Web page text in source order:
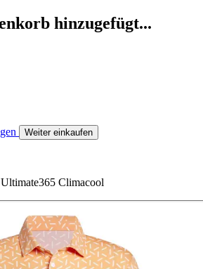
hinzugefügt...
Weiter einkaufen
Climacool